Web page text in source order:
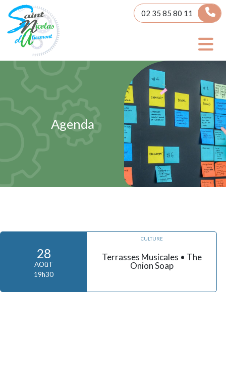
02 35 85 80 11
Agenda
28
AOûT
19h30
CULTURE
Terrasses Musicales • The
Onion Soap
Panneau de gestion des cookies